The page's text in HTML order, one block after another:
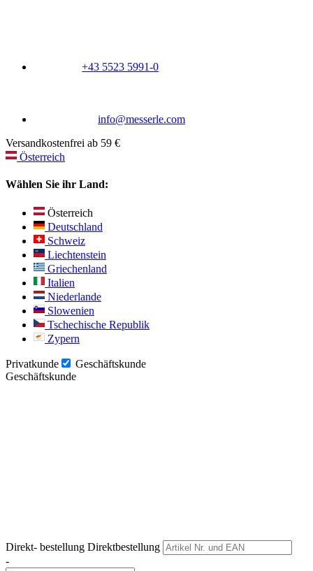
+43 5523 5991-0
info@messerle.com
Versandkostenfrei ab 59 €
Österreich
Wählen Sie ihr Land:
Österreich
Deutschland
Schweiz
Liechtenstein
Griechenland
Italien
Niederlande
Slowenien
Tschechische Republik
Zypern
Privatkunde
Geschäftskunde
Geschäftskunde
Direkt- bestellung Direktbestellung
-